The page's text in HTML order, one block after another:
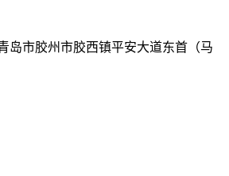
岛市胶州市胶西镇平安大道东首（马